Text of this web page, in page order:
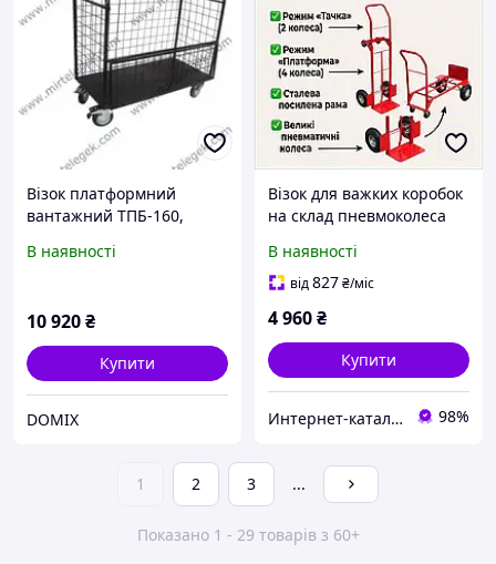
Візок платформний
вантажний ТПБ-160,
навантаження до 250 кг,
В наявності
10 920₴
Купити
DOMIX
Візок для важких коробок
на склад пневмоколеса
В наявності
від827₴/міс
4 960₴
Купити
Интер​нет-ка​т​ал​​ог ски​​д​ок "МОДНИК" 98%
1 2 3 ...
Показано 1 - 29 товарів з 60+